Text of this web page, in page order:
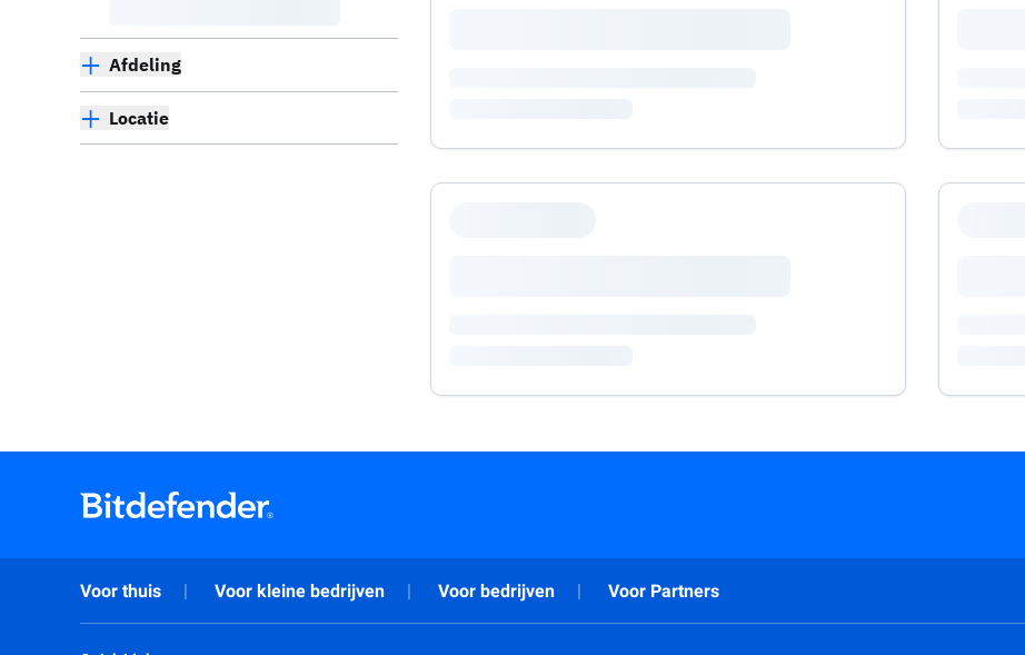
Afdeling
Locatie
Voor thuis Voor kleine bedrijven Voor bedrijven Voor Partners